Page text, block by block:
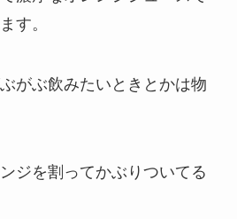
す。
がぶ飲みたいときとかは物
ジを割ってかぶりついてる